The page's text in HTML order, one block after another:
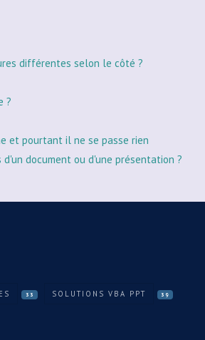
différentes selon le côté ?
?
et pourtant il ne se passe rien
document ou d'une présentation ?
33 SOLUTIONS VBA PPT 39